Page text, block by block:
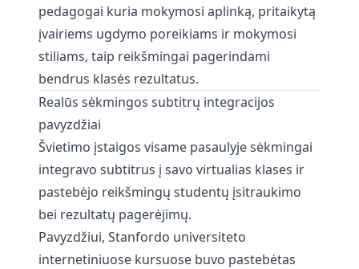
pedagogai kuria mokymosi aplinką, pritaikytą
įvairiems ugdymo poreikiams ir mokymosi
stiliams, taip reikšmingai pagerindami
bendrus klasės rezultatus.
Realūs sėkmingos subtitrų integracijos
pavyzdžiai
Švietimo įstaigos visame pasaulyje sėkmingai
integravo subtitrus į savo virtualias klases ir
pastebėjo reikšmingų studentų įsitraukimo
bei rezultatų pagerėjimų.
Pavyzdžiui, Stanfordo universiteto
internetiniuose kursuose buvo pastebėtas